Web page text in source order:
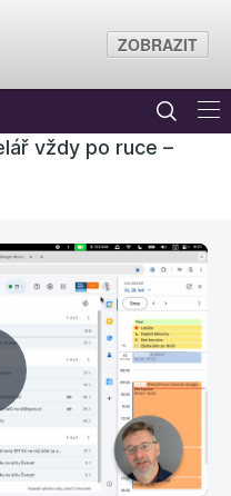
vždy po ruce –
ZOBRAZIT